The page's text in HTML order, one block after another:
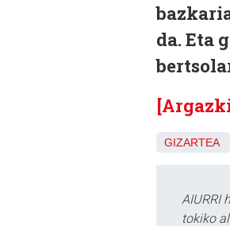
da. Eta
GIZARTEA
AIURRI
tokiko